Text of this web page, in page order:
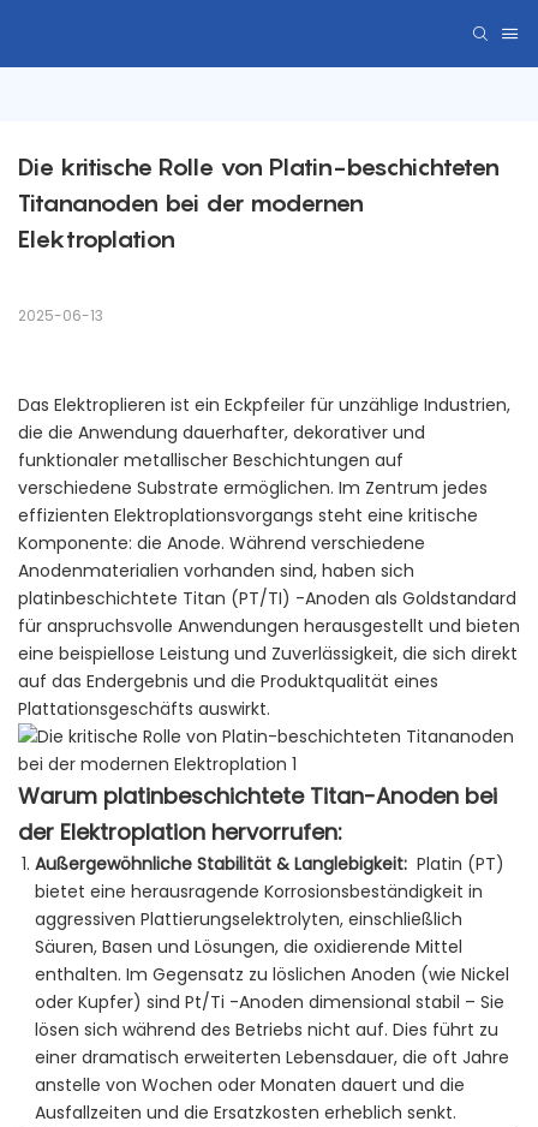
Die kritische Rolle von Platin-beschichteten
Titananoden bei der modernen
Elektroplation
2025-06-13
Das Elektroplieren ist ein Eckpfeiler für unzählige Industrien,
die die Anwendung dauerhafter, dekorativer und
funktionaler metallischer Beschichtungen auf
verschiedene Substrate ermöglichen. Im Zentrum jedes
effizienten Elektroplationsvorgangs steht eine kritische
Komponente: die Anode. Während verschiedene
Anodenmaterialien vorhanden sind, haben sich
platinbeschichtete Titan (PT/TI) -Anoden als Goldstandard
für anspruchsvolle Anwendungen herausgestellt und bieten
eine beispiellose Leistung und Zuverlässigkeit, die sich direkt
auf das Endergebnis und die Produktqualität eines
Plattationsgeschäfts auswirkt.
Warum platinbeschichtete Titan-Anoden bei
der Elektroplation hervorrufen:
Außergewöhnliche Stabilität & Langlebigkeit: Platin (PT)
bietet eine herausragende Korrosionsbeständigkeit in
aggressiven Plattierungselektrolyten, einschließlich
Säuren, Basen und Lösungen, die oxidierende Mittel
enthalten. Im Gegensatz zu löslichen Anoden (wie Nickel
oder Kupfer) sind Pt/Ti -Anoden dimensional stabil – Sie
lösen sich während des Betriebs nicht auf. Dies führt zu
einer dramatisch erweiterten Lebensdauer, die oft Jahre
anstelle von Wochen oder Monaten dauert und die
Ausfallzeiten und die Ersatzkosten erheblich senkt.